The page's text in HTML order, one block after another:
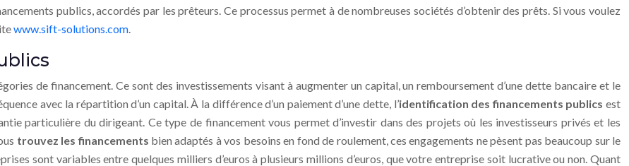
publics, accordés par les prêteurs. Ce processus permet à de nombreuses sociétés d’obtenir des prêts. Si vous voulez
www.sift-solutions.com.
de financement. Ce sont des investissements visant à augmenter un capital, un remboursement d’une dette bancaire et le
avec la répartition d’un capital. À la différence d’un paiement d’une dette, l’identification des financements publics est
particulière du dirigeant. Ce type de financement vous permet d’investir dans des projets où les investisseurs privés et les
trouvez les financements bien adaptés à vos besoins en fond de roulement, ces engagements ne pèsent pas beaucoup sur le
sont variables entre quelques milliers d’euros à plusieurs millions d’euros, que votre entreprise soit lucrative ou non. Quant